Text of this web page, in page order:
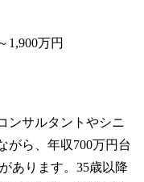
1,900万円
ンサルタントやシニ
がら、年収700万円台
あります。35歳以降